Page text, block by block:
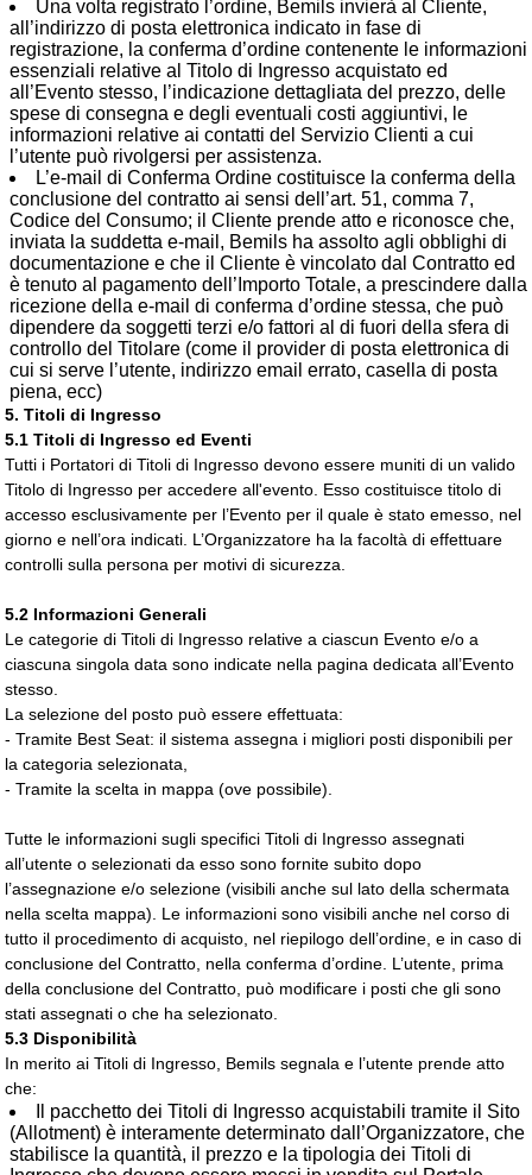
Una volta registrato l’ordine, Bemils invierà al Cliente,
all’indirizzo di posta elettronica indicato in fase di
registrazione, la conferma d’ordine contenente le informazioni
essenziali relative al Titolo di Ingresso acquistato ed
all’Evento stesso, l’indicazione dettagliata del prezzo, delle
spese di consegna e degli eventuali costi aggiuntivi, le
informazioni relative ai contatti del Servizio Clienti a cui
l’utente può rivolgersi per assistenza.
L’e-mail di Conferma Ordine costituisce la conferma della
conclusione del contratto ai sensi dell’art. 51, comma 7,
Codice del Consumo; il Cliente prende atto e riconosce che,
inviata la suddetta e-mail, Bemils ha assolto agli obblighi di
documentazione e che il Cliente è vincolato dal Contratto ed
è tenuto al pagamento dell’Importo Totale, a prescindere dalla
ricezione della e-mail di conferma d’ordine stessa, che può
dipendere da soggetti terzi e/o fattori al di fuori della sfera di
controllo del Titolare (come il provider di posta elettronica di
cui si serve l’utente, indirizzo email errato, casella di posta
piena, ecc)
5. Titoli di Ingresso
5.1 Titoli di Ingresso ed Eventi
Tutti i Portatori di Titoli di Ingresso devono essere muniti di un valido
Titolo di Ingresso per accedere all'evento. Esso costituisce titolo di
accesso esclusivamente per l’Evento per il quale è stato emesso, nel
giorno e nell’ora indicati. L’Organizzatore ha la facoltà di effettuare
controlli sulla persona per motivi di sicurezza.
5.2 Informazioni Generali
Le categorie di Titoli di Ingresso relative a ciascun Evento e/o a
ciascuna singola data sono indicate nella pagina dedicata all’Evento
stesso.
La selezione del posto può essere effettuata:
- Tramite Best Seat: il sistema assegna i migliori posti disponibili per
la categoria selezionata,
- Tramite la scelta in mappa (ove possibile).
Tutte le informazioni sugli specifici Titoli di Ingresso assegnati
all’utente o selezionati da esso sono fornite subito dopo
l’assegnazione e/o selezione (visibili anche sul lato della schermata
nella scelta mappa). Le informazioni sono visibili anche nel corso di
tutto il procedimento di acquisto, nel riepilogo dell’ordine, e in caso di
conclusione del Contratto, nella conferma d’ordine. L’utente, prima
della conclusione del Contratto, può modificare i posti che gli sono
stati assegnati o che ha selezionato.
5.3 Disponibilità
In merito ai Titoli di Ingresso, Bemils segnala e l’utente prende atto
che:
Il pacchetto dei Titoli di Ingresso acquistabili tramite il Sito
(Allotment) è interamente determinato dall’Organizzatore, che
stabilisce la quantità, il prezzo e la tipologia dei Titoli di